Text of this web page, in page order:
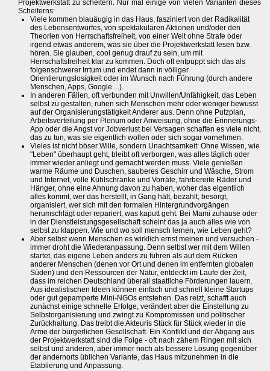
Projektwerkstatt zu scheitern. Nur mal einige von vielen Varianten dieses
Scheiterns:
Viele kommen blauäugig in das Haus, fasziniert von der Radikalität
des Lebensentwurfes, von spektakulären Aktionen und/oder den
Theorien von Herrschaftsfreiheit, von einer Welt ohne Strafe oder
irgend etwas anderem, was sie über die Projektwerkstatt lesen bzw.
hören. Sie glauben, cool genug drauf zu sein, um mit
Herrschaftsfreiheit klar zu kommen. Doch oft entpuppt sich das als
folgenschwerer Irrtum und endet dann in völliger
Orientierungslosigkeit oder im Wunsch nach Führung (durch andere
Menschen, Apps, Google ...).
In anderen Fällen, oft verbunden mit Unwillen/Unfähigkeit, das Leben
selbst zu gestalten, ruhen sich Menschen mehr oder weniger bewusst
auf der Organisierungstätigkeit Anderer aus. Denn ohne Putzplan,
Arbeitsverteilung per Plenum oder Anweisung, ohne die Erinnerungs-
App oder die Angst vor Jobverlust bei Versagen schaffen es viele nicht,
das zu tun, was sie eigentlich wollen oder sich sogar vornehmen.
Vieles ist nicht böser Wille, sondern Unachtsamkeit: Ohne Wissen, wie
"Leben" überhaupt geht, bleibt oft verborgen, was alles täglich oder
immer wieder anliegt und gemacht werden muss. Viele genießen
warme Räume und Duschen, sauberes Geschirr und Wäsche, Strom
und Internet, volle Kühlschränke und Vorräte, fahrbereite Räder und
Hänger, ohne eine Ahnung davon zu haben, woher das eigentlich
alles kommt, wer das herstellt, in Gang hält, bezahlt, besorgt,
organisiert, wer sich mit den formalen Hintergrundvorgängen
herumschlägt oder repariert, was kaputt geht. Bei Mami zuhause oder
in der Dienstleistungsgesellschaft scheint das ja auch alles wie von
selbst zu klappen. Wie und wo soll mensch lernen, wie Leben geht?
Aber selbst wenn Menschen es wirklich ernst meinen und versuchen -
immer droht die Wiederanpassung. Denn selbst wer mit dem Willen
startet, das eigene Leben anders zu führen als auf dem Rücken
anderer Menschen (denen vor Ort und denen im entfernten globalen
Süden) und den Ressourcen der Natur, entdeckt im Laufe der Zeit,
dass im reichen Deutschland überall staatliche Förderungen lauern.
Aus idealistischen Ideen können einfach und schnell kleine Startups
oder gut gepamperte Mini-NGOs entstehen. Das reizt, schafft auch
zunächst einige schnelle Erfolge, verändert aber die Einstellung zu
Selbstorganisierung und zwingt zu Kompromissen und politischer
Zurückhaltung. Das treibt die Akteuris Stück für Stück wieder in die
Arme der bürgerlichen Gesellschaft. Ein Konflikt und der Abgang aus
der Projektwerkstatt sind die Folge - oft nach zähem Ringen mit sich
selbst und anderen, aber immer noch als bessere Lösung gegenüber
der andernorts üblichen Variante, das Haus mitzunehmen in die
Etablierung und Anpassung.